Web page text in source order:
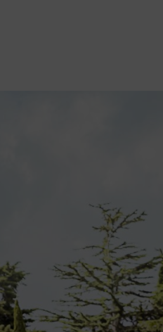
a vitalidade. Saber como cortar
promove um crescimento mais
deve cortar, pelo menos, uma vez
vezes por semana.